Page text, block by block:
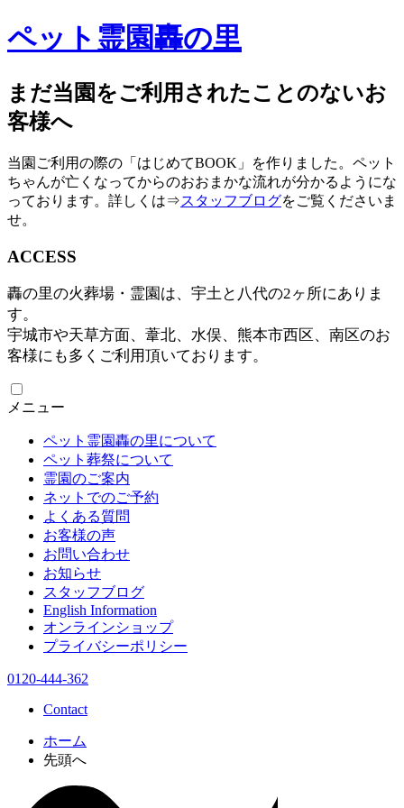
ペット霊園轟の里
まだ当園をご利用されたことのないお
客様へ
当園ご利用の際の「はじめてBOOK」を作りました。ペット
ちゃんが亡くなってからのおおまかな流れが分かるようにな
っております。詳しくは⇒スタッフブログをご覧くださいま
せ。
ACCESS
轟の里の火葬場・霊園は、宇土と八代の2ヶ所にありま
す。
宇城市や天草方面、葦北、水俣、熊本市西区、南区のお
客様にも多くご利用頂いております。
メニュー
ペット霊園轟の里について
ペット葬祭について
霊園のご案内
ネットでのご予約
よくある質問
お客様の声
お問い合わせ
お知らせ
スタッフブログ
English Information
オンラインショップ
プライバシーポリシー
0120-444-362
Contact
ホーム
先頭へ